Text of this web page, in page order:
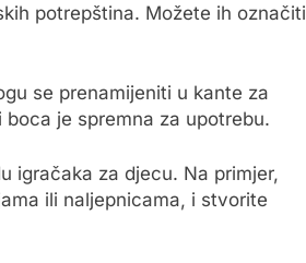
potrepština. Možete ih označiti
se prenamijeniti u kante za
je spremna za upotrebu.
igračaka za djecu. Na primjer,
ili naljepnicama, i stvorite